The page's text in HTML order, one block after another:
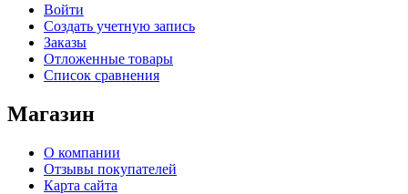
Войти
Создать учетную запись
Заказы
Отложенные товары
Список сравнения
Магазин
О компании
Отзывы покупателей
Карта сайта